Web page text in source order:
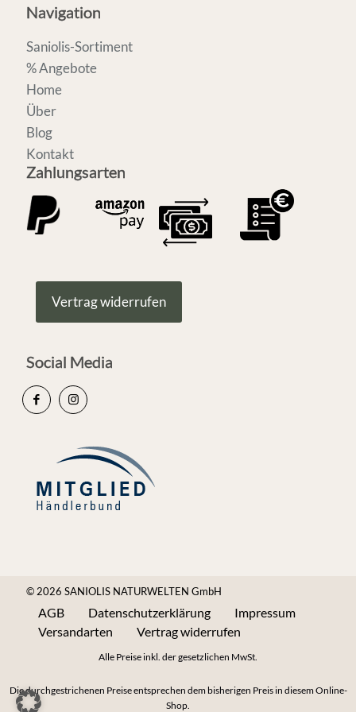
Navigation
Saniolis-Sortiment
% Angebote
Home
Über
Blog
Kontakt
Zahlungsarten
Vertrag widerrufen
Social Media
© 2026 SANIOLIS NATURWELTEN GmbH
AGB Datenschutzerklärung
Impressum
Versandarten
Vertrag widerrufen
Alle Preise inkl. der gesetzlichen MwSt.
Die durchgestrichenen Preise entsprechen dem bisherigen Preis in diesem Online-
Shop.